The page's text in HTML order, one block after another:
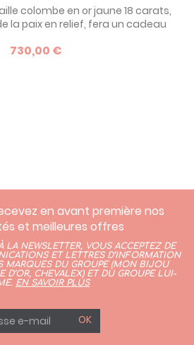
colombe en or jaune 18 carats,
la paix en relief, fera un cadeau
730,00 €
en avant première nos
et meilleures offres
LA NEWSLETTER, VOUS ACCEPTEZ DE
ET LETTRES D’INFORMATION
MARQUES DU GROUPE (MON BIJOU
D’OR, CHEVALEX)ET DU GROUPE LUI-
EN SAVOIR PLUS
OK